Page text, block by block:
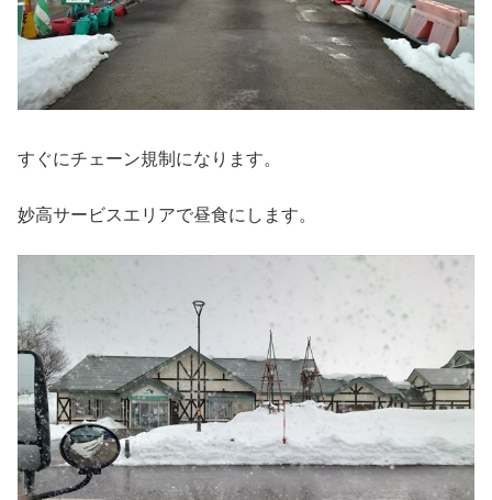
すぐにチェーン規制になります。
妙高サービスエリアで昼食にします。